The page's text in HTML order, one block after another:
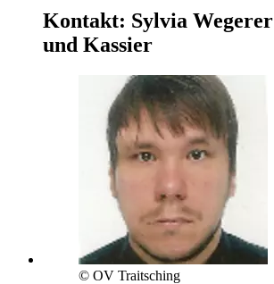
Kontakt: Sylvia Wegerer
und Kassier
© OV Traitsching